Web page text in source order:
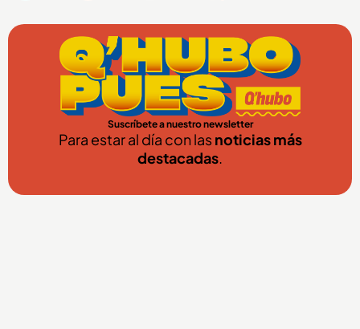
Suscríbete a nuestro newsletter
Para estar al día con lasnoticias más
destacadas